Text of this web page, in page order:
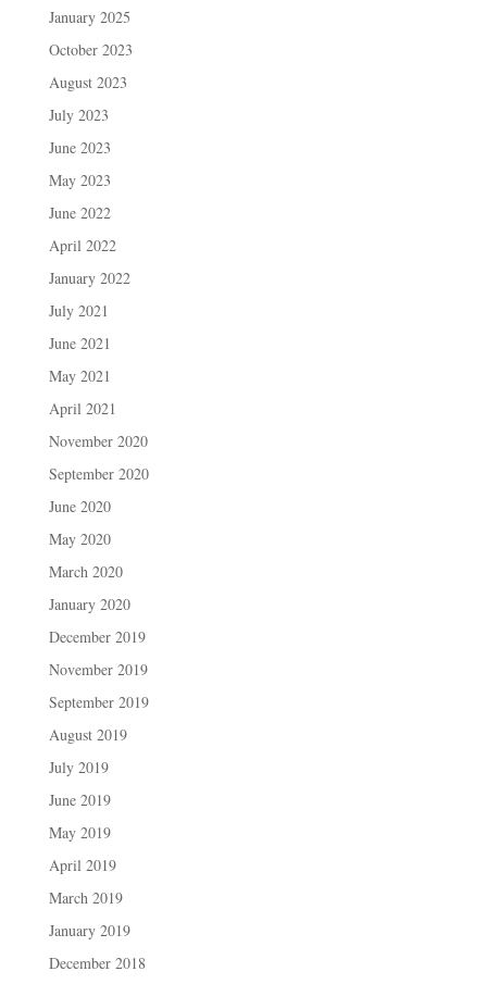
January 2025
October 2023
August 2023
July 2023
June 2023
May 2023
June 2022
April 2022
January 2022
July 2021
June 2021
May 2021
April 2021
November 2020
September 2020
June 2020
May 2020
March 2020
January 2020
December 2019
November 2019
September 2019
August 2019
July 2019
June 2019
May 2019
April 2019
March 2019
January 2019
December 2018